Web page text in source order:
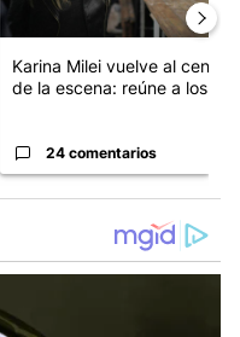
Karina Milei vuelve al centro
de la escena: reúne a los...
24 comentarios